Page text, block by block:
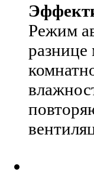
Режим
разнице